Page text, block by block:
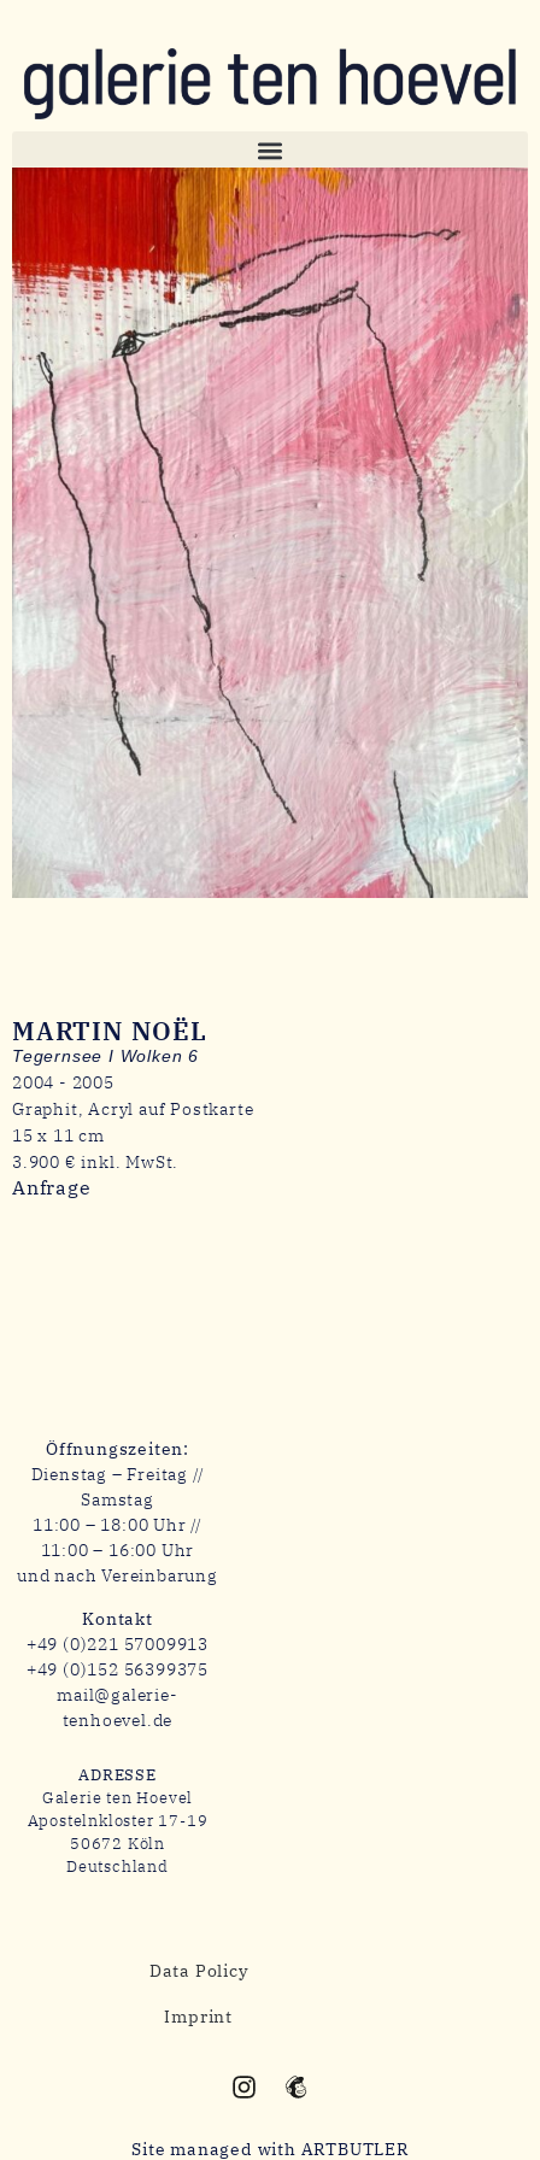
MARTIN NOËL
Tegernsee I Wolken 6
2004 - 2005
Graphit, Acryl auf Postkarte
15 x 11 cm
3.900 € inkl. MwSt.
Anfrage
Öffnungszeiten:
Dienstag – Freitag //
Samstag
11:00 – 18:00 Uhr //
11:00 – 16:00 Uhr
und nach Vereinbarung
Kontakt
+49 (0)221 57009913
+49 (0)152 56399375
mail@galerie-
tenhoevel.de
ADRESSE
Galerie ten Hoevel
Apostelnkloster 17-19
50672 Köln
Deutschland
Data Policy
Imprint
Site managed with ARTBUTLER